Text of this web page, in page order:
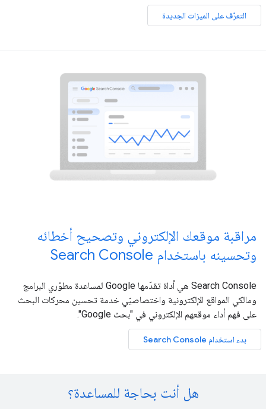
التعرّف على الميزات الجديدة
مراقبة موقعك الإلكتروني وتصحيح أخطائه
وتحسينه باستخدام Search Console
Search Console هي أداة تقدّمها Google لمساعدة مطوّري البرامج
ومالكي المواقع الإلكترونية واختصاصيّي خدمة تحسين محركات البحث
على فهم أداء موقعهم الإلكتروني في "بحث Google".
بدء استخدام Search Console
هل أنت بحاجة للمساعدة؟